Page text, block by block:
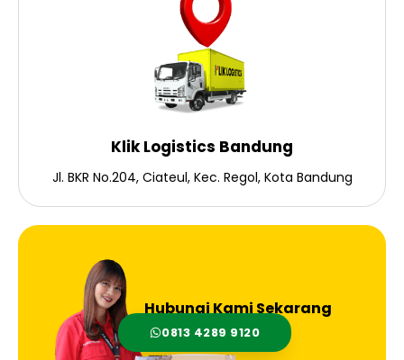
Klik Logistics Bandung
Jl. BKR No.204, Ciateul, Kec. Regol, Kota Bandung
Hubungi Kami Sekarang
0813 4289 9120